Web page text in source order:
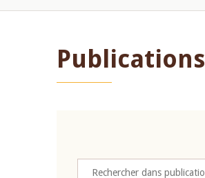
Publications